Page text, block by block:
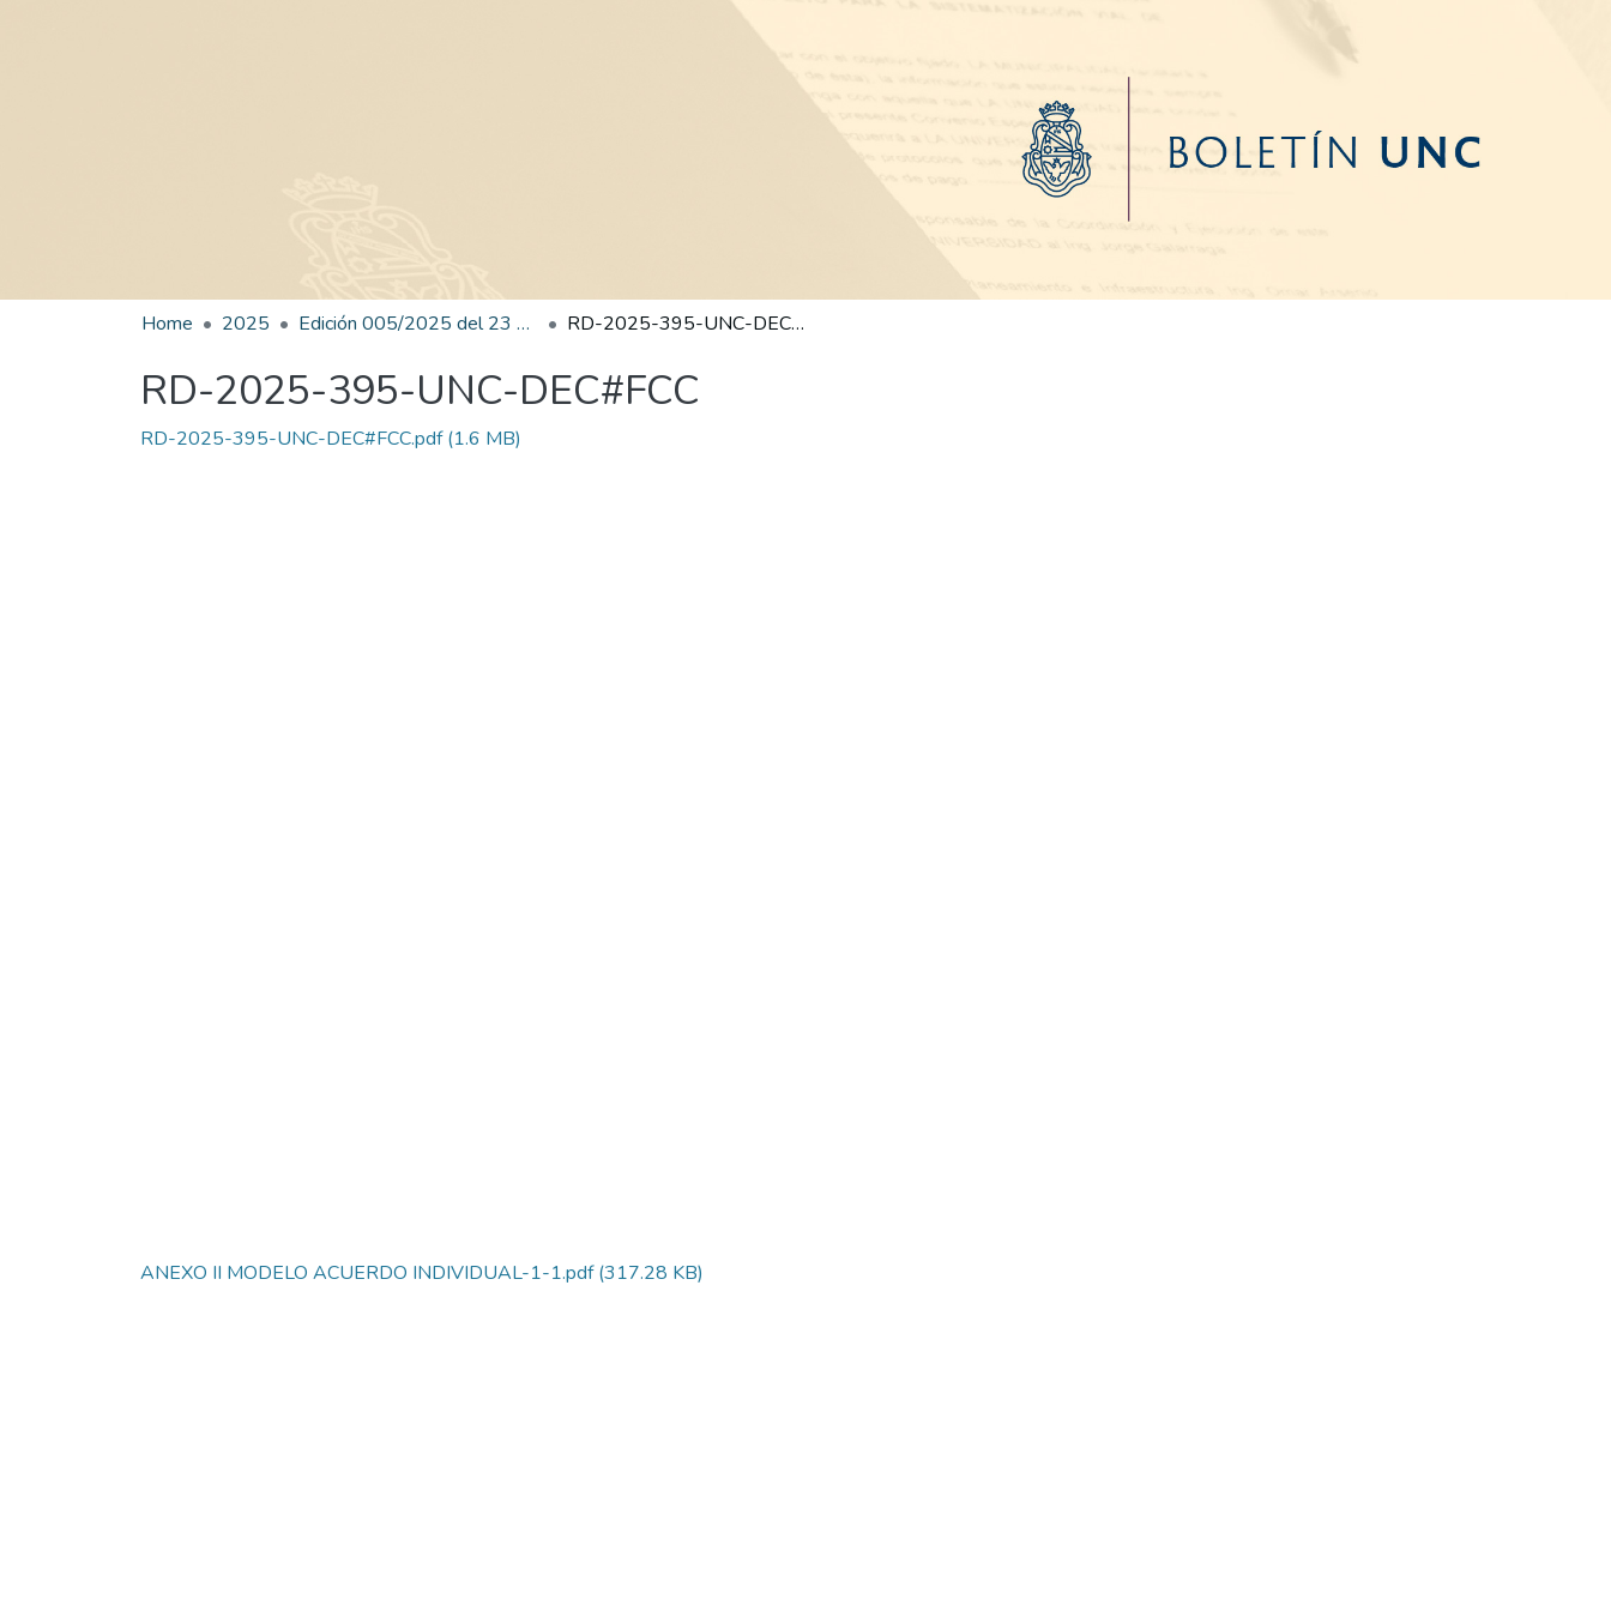
Home 2025 Edición 005/2025 del 23 de junio de 2025 RD-2025-395-UNC-DEC#FCC
RD-2025-395-UNC-DEC#FCC
RD-2025-395-UNC-DEC#FCC.pdf(1.6 MB)
ANEXO II MODELO ACUERDO INDIVIDUAL-1-1.pdf(317.28 KB)